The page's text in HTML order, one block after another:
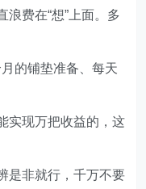
费在“想”上面。多
的铺垫准备、每天
实现万把收益的，这
是非就行，千万不要